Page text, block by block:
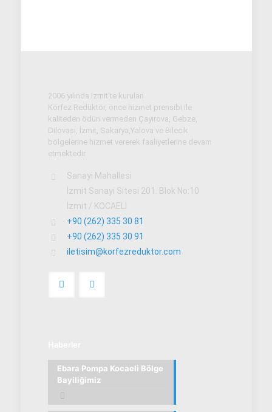
2006 yılında İzmit'te kurulan
Körfez Redüktör, önce hizmet prensibi ile
kaliteden ödün vermeden Çayırova, Gebze,
Dilovası, İzmit, Sakarya,Yalova ve Bilecik
bölgelerine hizmet vererek faaliyetlerine devam
etmektedir.
Sanayi Mahallesi
İzmit Sanayi Sitesi 201. Blok No:10
İzmit / KOCAELİ
+90 (262) 335 30 81
+90 (262) 335 30 91
iletisim@korfezreduktor.com
Ebara Pompa Kocaeli Bölge
Bayiliğimiz